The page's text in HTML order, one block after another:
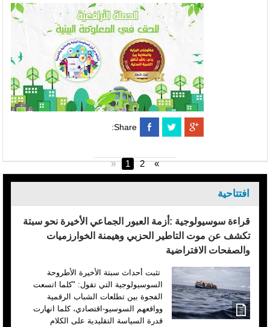
Share:
« 1 2 »
افتتاحية
قراءة سوسيولوجية :أزمة العبور الجماعي الأخيرة نحو سبتة
تكشف عن موت التاطير الحزبي وهيمنة الخوارزميات
والصفحات الافتراضية
تثبت أحداث سبتة الأخيرة الأطروحة
السوسيولوجية التي تقول: "كلما اتسعت
الفجوة بين تطلعات الشباب الرقمية
وواقعهم السوسيو-اقتصادي، كلما انهارت
قدرة السياسة التقليدية على الكلام